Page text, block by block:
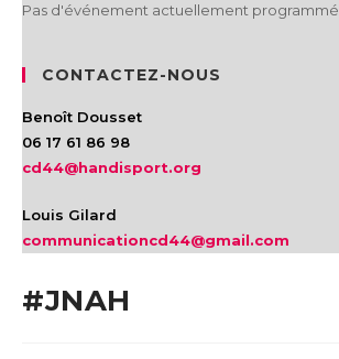
Pas d'événement actuellement programmé.
CONTACTEZ-NOUS
Benoît Dousset
06 17 61 86 98
cd44@handisport.org
Louis Gilard
communicationcd44@gmail.com
#JNAH